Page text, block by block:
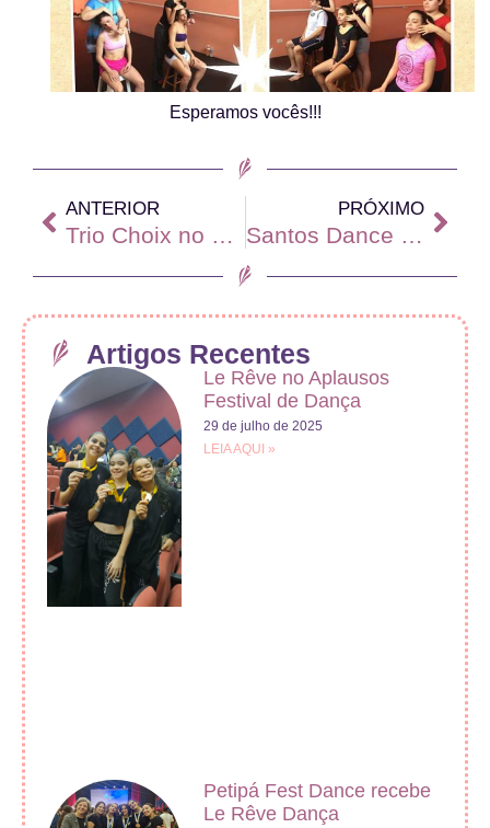
Esperamos vocês!!!
ANTERIOR
Trio Choix no Prêmio Paulista de Dança
PRÓXIMO
Santos Dance Festival: 2º lugar em Jazz Solo!
Artigos Recentes
Le Rêve no Aplausos
Festival de Dança
29 de julho de 2025
LEIA AQUI »
Petipá Fest Dance recebe
Le Rêve Dança